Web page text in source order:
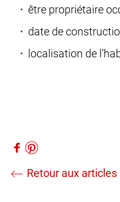
être propriétaire
date de
localisation de